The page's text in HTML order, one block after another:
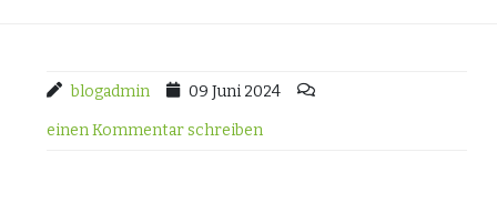
blogadmin 09 Juni 2024
einen Kommentar schreiben